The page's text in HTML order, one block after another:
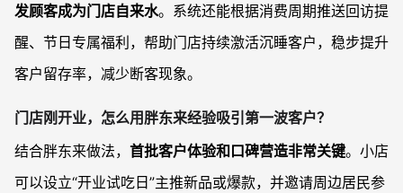
发顾客成为门店自来水。系统还能根据消费周期推送回访提
醒、节日专属福利，帮助门店持续激活沉睡客户，稳步提升
客户留存率，减少断客现象。
门店刚开业，怎么用胖东来经验吸引第一波客户？
结合胖东来做法， 首批客户体验和口碑营造非常关键。小店
可以设立“开业试吃日”主推新品或爆款，并邀请周边居民参